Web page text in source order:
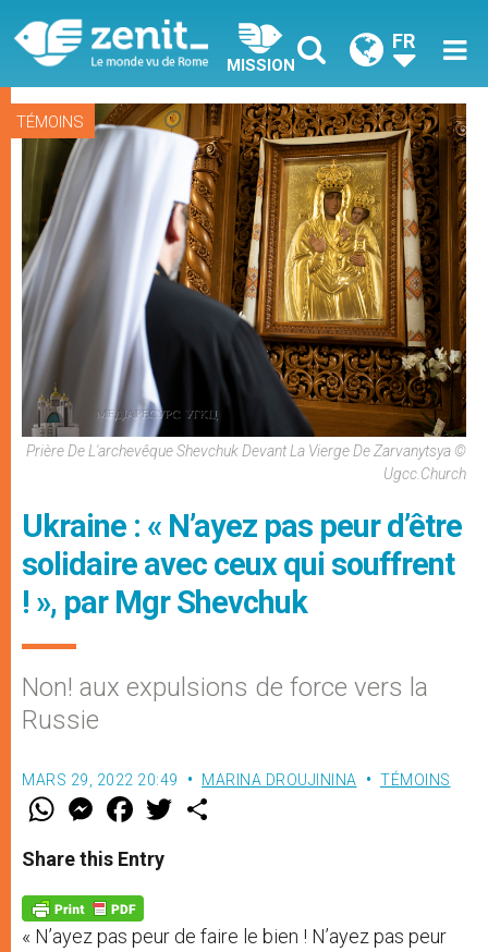
MISSION
FR
TÉMOINS
Prière De L'archevêque Shevchuk Devant La Vierge De Zarvanytsya ©
Ugcc.church
Ukraine : « N’ayez pas peur d’être
solidaire avec ceux qui souffrent
! », par Mgr Shevchuk
Non! aux expulsions de force vers la
Russie
MARS 29, 2022 20:49 MARINA DROUJININA TÉMOINS
W
t
s
p
p
M
e
s
e
g
e
r
F
a
e
b
o
k
w
Share this Entry
« N’ayez pas peur de faire le bien ! N’ayez pas peur